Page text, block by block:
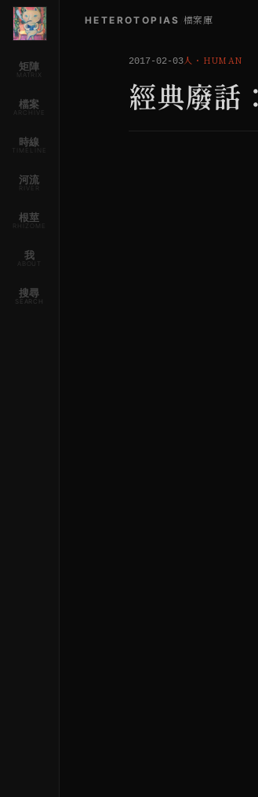
矩陣
MATRIX
檔案
ARCHIVE
時線
TIMELINE
河流
RIVER
根莖
RHIZOME
我
ABOUT
搜尋
SEARCH
HETEROTOPIAS 檔案庫
2017-02-03人 ・ HUMAN
經典廢話